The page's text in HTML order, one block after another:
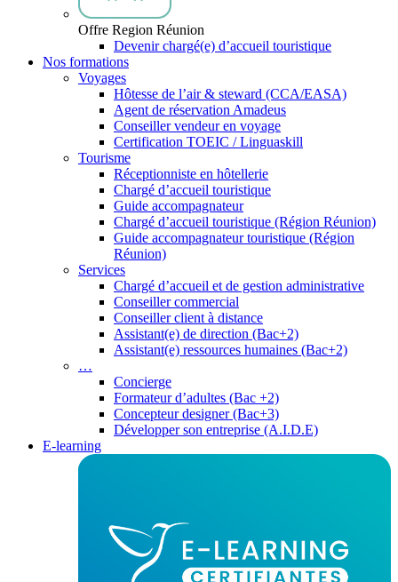
Offre Region Réunion
Devenir chargé(e) d’accueil touristique
Nos formations
Voyages
Hôtesse de l’air & steward (CCA/EASA)
Agent de réservation Amadeus
Conseiller vendeur en voyage
Certification TOEIC / Linguaskill
Tourisme
Réceptionniste en hôtellerie
Chargé d’accueil touristique
Guide accompagnateur
Chargé d’accueil touristique (Région Réunion)
Guide accompagnateur touristique (Région
Réunion)
Services
Chargé d’accueil et de gestion administrative
Conseiller commercial
Conseiller client à distance
Assistant(e) de direction (Bac+2)
Assistant(e) ressources humaines (Bac+2)
…
Concierge
Formateur d’adultes (Bac +2)
Concepteur designer (Bac+3)
Développer son entreprise (A.I.D.E)
E-learning